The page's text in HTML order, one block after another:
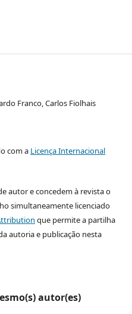
Franco, Carlos Fiolhais
com a Licença Internacional
autor e concedem à revista o
simultaneamente licenciado
que permite a partilha
autoria e publicação nesta
autor(es)